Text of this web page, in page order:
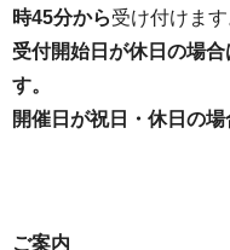
時45分から受け付けます
受付開始日が休日の場
す。
開催日が祝日・休日の場
ご案内